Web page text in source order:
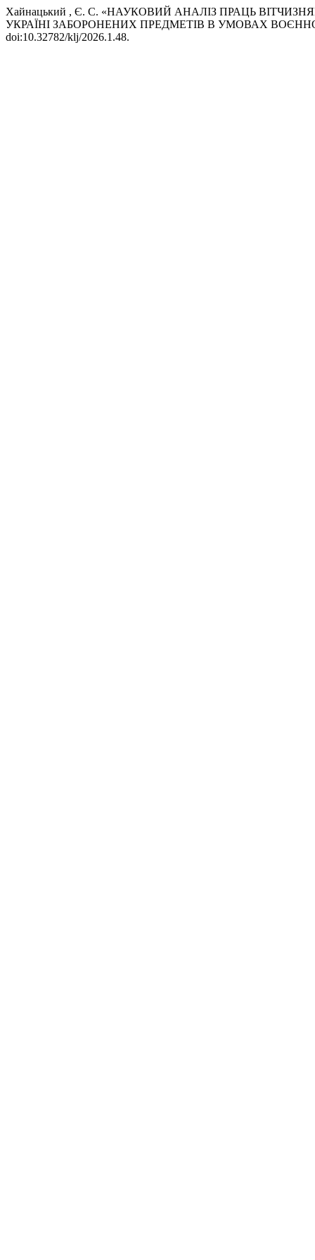
Хайнацький , Є. С. «НАУКОВИЙ АНАЛІЗ ПРАЦЬ
УКРАЇНІ ЗАБОРОНЕНИХ ПРЕДМЕТІВ В УМОВАХ
doi:10.32782/klj/2026.1.48.